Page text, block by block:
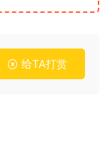
给TA打赏